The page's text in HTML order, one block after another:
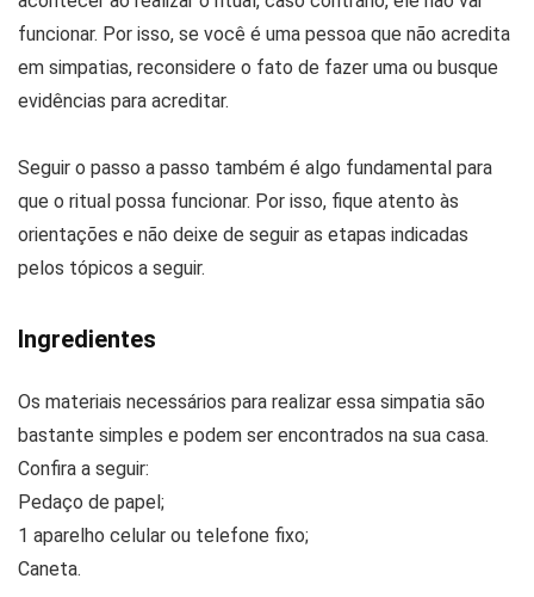
funcionar. Por isso, se você é uma pessoa que não acredita
em simpatias, reconsidere o fato de fazer uma ou busque
evidências para acreditar.
Seguir o passo a passo também é algo fundamental para
que o ritual possa funcionar. Por isso, fique atento às
orientações e não deixe de seguir as etapas indicadas
pelos tópicos a seguir.
Ingredientes
Os materiais necessários para realizar essa simpatia são
bastante simples e podem ser encontrados na sua casa.
Confira a seguir:
Pedaço de papel;
1 aparelho celular ou telefone fixo;
Caneta.